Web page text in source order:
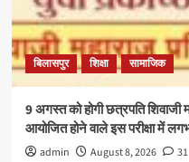
बिलासपुर शिक्षा सामाजिक
9 अगस्त को होगी छत्रपति शिवाजी
आयोजित होने वाले इस परीक्षा में
admin August 8, 2026 31